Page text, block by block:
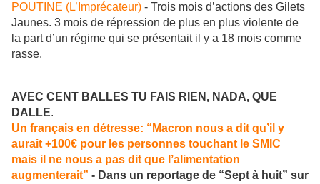
POUTINE (L’Imprécateur) - Trois mois d’actions des Gilets
Jaunes. 3 mois de répression de plus en plus violente de
la part d’un régime qui se présentait il y a 18 mois comme
rasse.
AVEC CENT BALLES TU FAIS RIEN, NADA, QUE
DALLE.
Un français en détresse: “Macron nous a dit qu’il y
aurait +100€ pour les personnes touchant le SMIC
mais il ne nous a pas dit que l’alimentation
augmenterait” - Dans un reportage de “Sept à huit” sur